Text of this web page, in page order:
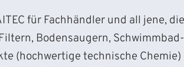
für Fachhändler und all jene,
Bodensaugern,
(hochwertige technische